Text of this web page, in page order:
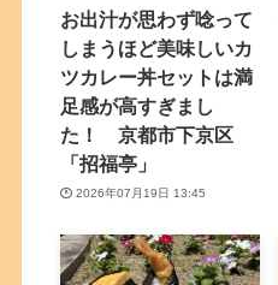
お出汁が思わず唸って
しまうほど美味しいカ
ツカレー丼セットは満
足感が高すぎまし
た！ 京都市下京区
「招福亭」
2026年07月19日 13:45